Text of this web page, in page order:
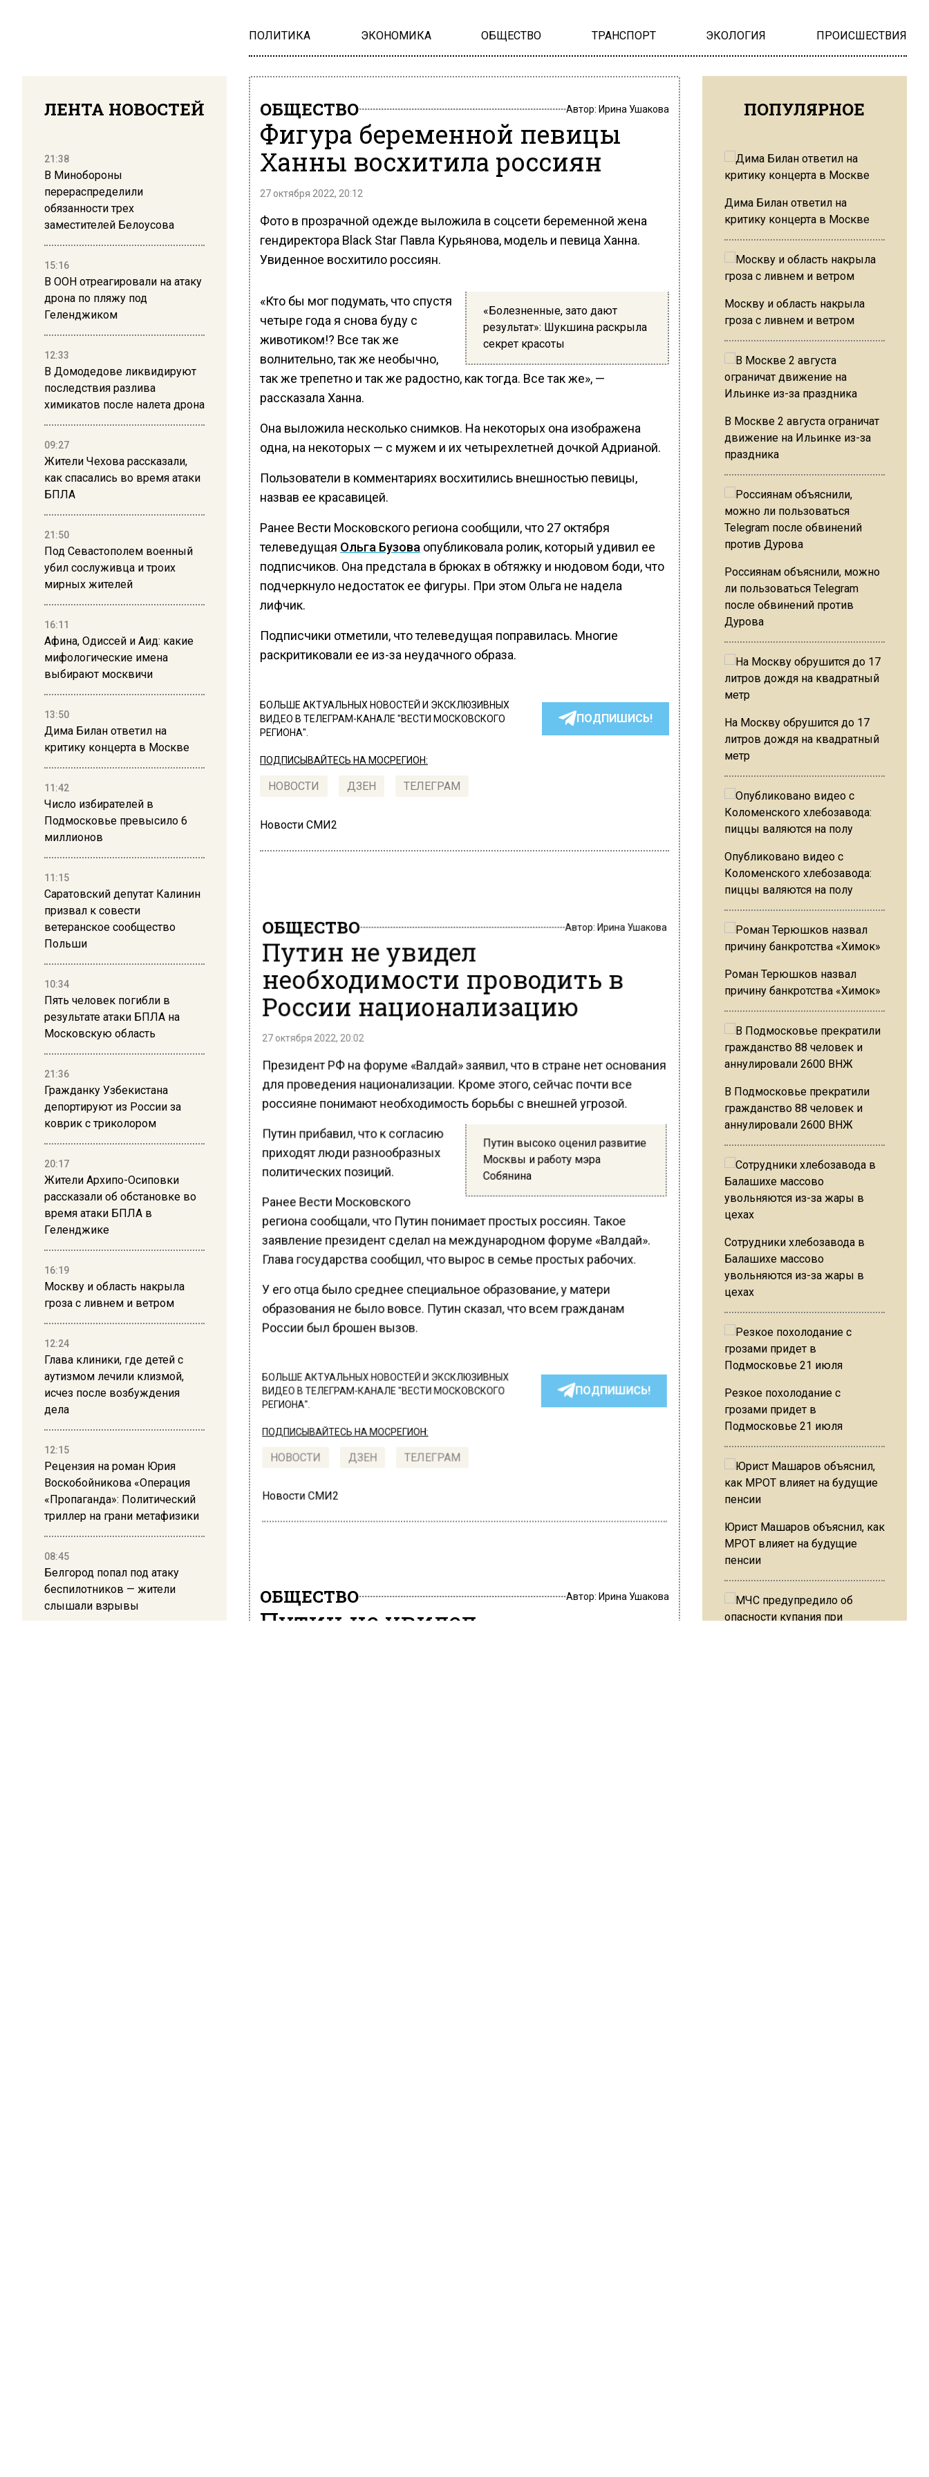
ПОЛИТИКА ЭКОНОМИКА ОБЩЕСТВО ТРАНСПОРТ ЭКОЛОГИЯ ПРОИСШЕСТВИЯ
ЛЕНТА НОВОСТЕЙ
21:38
В Минобороны
перераспределили
обязанности трех
заместителей Белоусова
15:16
В ООН отреагировали на атаку
дрона по пляжу под
Геленджиком
12:33
В Домодедове ликвидируют
последствия разлива
химикатов после налета дрона
09:27
Жители Чехова рассказали,
как спасались во время атаки
БПЛА
21:50
Под Севастополем военный
убил сослуживца и троих
мирных жителей
16:11
Афина, Одиссей и Аид: какие
мифологические имена
выбирают москвичи
13:50
Дима Билан ответил на
критику концерта в Москве
11:42
Число избирателей в
Подмосковье превысило 6
миллионов
11:15
Саратовский депутат Калинин
призвал к совести
ветеранское сообщество
Польши
10:34
Пять человек погибли в
результате атаки БПЛА на
Московскую область
21:36
Гражданку Узбекистана
депортируют из России за
коврик с триколором
20:17
Жители Архипо-Осиповки
рассказали об обстановке во
время атаки БПЛА в
Геленджике
16:19
Москву и область накрыла
гроза с ливнем и ветром
12:24
Глава клиники, где детей с
аутизмом лечили клизмой,
исчез после возбуждения
дела
12:15
Рецензия на роман Юрия
Воскобойникова «Операция
«Пропаганда»: Политический
триллер на грани метафизики
08:45
Белгород попал под атаку
беспилотников — жители
слышали взрывы
ОБЩЕСТВО Автор: Ирина Ушакова
Фигура беременной певицы
Ханны восхитила россиян
27 октября 2022, 20:12
Фото в прозрачной одежде выложила в соцсети беременной жена
гендиректора Black Star Павла Курьянова, модель и певица Ханна.
Увиденное восхитило россиян.
«Болезненные, зато дают
результат»: Шукшина раскрыла
секрет красоты
«Кто бы мог подумать, что спустя
четыре года я снова буду с
животиком!? Все так же
волнительно, так же необычно,
так же трепетно и так же радостно, как тогда. Все так же», —
рассказала Ханна.
Она выложила несколько снимков. На некоторых она изображена
одна, на некоторых — с мужем и их четырехлетней дочкой Адрианой.
Пользователи в комментариях восхитились внешностью певицы,
назвав ее красавицей.
Ранее Вести Московского региона сообщили, что 27 октября
телеведущая Ольга Бузова опубликовала ролик, который удивил ее
подписчиков. Она предстала в брюках в обтяжку и нюдовом боди, что
подчеркнуло недостаток ее фигуры. При этом Ольга не надела
лифчик.
Подписчики отметили, что телеведущая поправилась. Многие
раскритиковали ее из-за неудачного образа.
БОЛЬШЕ АКТУАЛЬНЫХ НОВОСТЕЙ И ЭКСКЛЮЗИВНЫХ
ВИДЕО В ТЕЛЕГРАМ-КАНАЛЕ "ВЕСТИ МОСКОВСКОГО
РЕГИОНА".
ПОДПИШИСЬ!
ПОДПИСЫВАЙТЕСЬ НА МОСРЕГИОН:
НОВОСТИ ДЗЕН ТЕЛЕГРАМ
Новости СМИ2
ОБЩЕСТВО Автор:Ирина Ушакова
Путин не увидел
необходимости проводить в
России национализацию
27 октября 2022, 20:02
Президент РФ на форуме «Валдай» заявил, что в стране нет основания
для проведения национализации. Кроме этого, сейчас почти все
россияне понимают необходимость борьбы с внешней угрозой.
Путин высоко оценил развитие
Москвы и работу мэра
Собянина
Путин прибавил, что к согласию
приходят люди разнообразных
политических позиций.
Ранее Вести Московского
региона сообщали, что Путин понимает простых россиян. Такое
заявление президент сделал на международном форуме «Валдай».
Глава государства сообщил, что вырос в семье простых рабочих.
У его отца было среднее специальное образование, у матери
образования не было вовсе. Путин сказал, что всем гражданам
России был брошен вызов.
БОЛЬШЕ АКТУАЛЬНЫХ НОВОСТЕЙ И ЭКСКЛЮЗИВНЫХ
ВИДЕО В ТЕЛЕГРАМ-КАНАЛЕ "ВЕСТИ МОСКОВСКОГО
РЕГИОНА".
ПОДПИШИСЬ!
ПОДПИСЫВАЙТЕСЬ НА МОСРЕГИОН:
НОВОСТИ ДЗЕН ТЕЛЕГРАМ
Новости СМИ2
ОБЩЕСТВО Автор: Ирина Ушакова
Путин не увидел
ПОПУЛЯРНОЕ
Дима Билан ответил на
критику концерта в Москве
Москву и область накрыла
гроза с ливнем и ветром
В Москве 2 августа ограничат
движение на Ильинке из-за
праздника
Россиянам объяснили, можно
ли пользоваться Telegram
после обвинений против
Дурова
На Москву обрушится до 17
литров дождя на квадратный
метр
Опубликовано видео с
Коломенского хлебозавода:
пиццы валяются на полу
Роман Терюшков назвал
причину банкротства «Химок»
В Подмосковье прекратили
гражданство 88 человек и
аннулировали 2600 ВНЖ
Сотрудники хлебозавода в
Балашихе массово
увольняются из-за жары в
цехах
Резкое похолодание с
грозами придет в
Подмосковье 21 июля
Юрист Машаров объяснил, как
МРОТ влияет на будущие
пенсии